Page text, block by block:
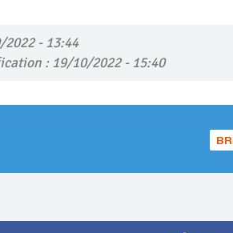
- 13:44
: 19/10/2022 - 15:40